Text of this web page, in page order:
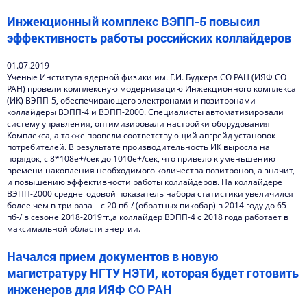
Инжекционный комплекс ВЭПП-5 повысил
эффективность работы российских коллайдеров
01.07.2019
Ученые Института ядерной физики им. Г.И. Будкера СО РАН (ИЯФ СО
РАН) провели комплексную модернизацию Инжекционного комплекса
(ИК) ВЭПП-5, обеспечивающего электронами и позитронами
коллайдеры ВЭПП-4 и ВЭПП-2000. Специалисты автоматизировали
систему управления, оптимизировали настройки оборудования
Комплекса, а также провели соответствующий апгрейд установок-
потребителей. В результате производительность ИК выросла на
порядок, с 8*108е+/сек до 1010е+/сек, что привело к уменьшению
времени накопления необходимого количества позитронов, а значит,
и повышению эффективности работы коллайдеров. На коллайдере
ВЭПП-2000 среднегодовой показатель набора статистики увеличился
более чем в три раза – с 20 пб-/ (обратных пикобар) в 2014 году до 65
пб-/ в сезоне 2018-2019гг.,а коллайдер ВЭПП-4 с 2018 года работает в
максимальной области энергии.
Начался прием документов в новую
магистратуру НГТУ НЭТИ, которая будет готовить
инженеров для ИЯФ СО РАН